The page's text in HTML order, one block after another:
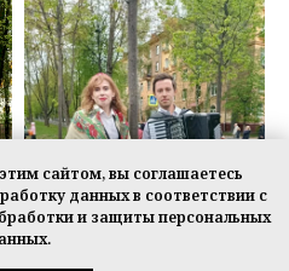
сайтом, вы соглашаетесь
данных в соответствии с
и защиты персональных